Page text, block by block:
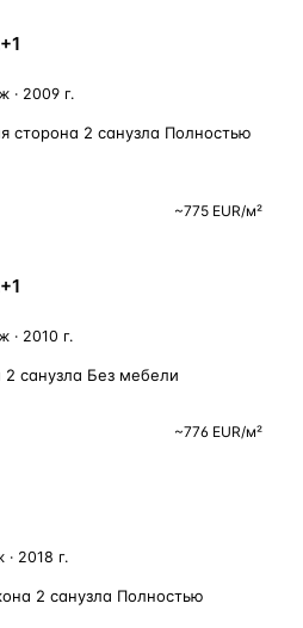
· 2009 г.
сторона 2 санузла Полностью
~775 EUR/м²
· 2010 г.
2 санузла Без мебели
~776 EUR/м²
· 2018 г.
2 санузла Полностью